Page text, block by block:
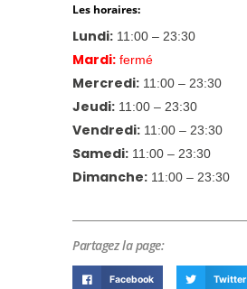
Les horaires:
Lundi: 11:00 – 23:30
Mardi: fermé
Mercredi: 11:00 – 23:30
Jeudi: 11:00 – 23:30
Vendredi: 11:00 – 23:30
Samedi: 11:00 – 23:30
Dimanche: 11:00 – 23:30
Partagez la page:
Facebook Twitter